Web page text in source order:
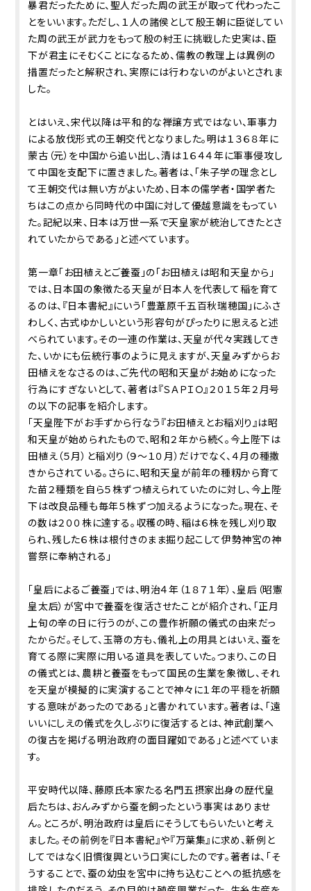
暴君だったために、聖人だった周の武王が取って代わったこ
とをいいます。ただし、１人の諸侯として殷王朝に臣従してい
た周の武王が武力をもって殷の紂王に挑戦した史実は、臣
下が君主にそむくことになるため、儒教の教理上は異例の
措置だったと解釈され、実際には行わないのがよいとされま
した。
とはいえ、宋代以降は平和的な禅譲方式ではない、軍事力
による放伐形式の王朝交代となりました。明は１３６８年に
蒙古（元）を中国から追い出し、清は１６４４年に軍事侵攻し
て中国を支配下に置きました。著者は、「朱子学の理念とし
て王朝交代は無い方がよいため、日本の儒学者・国学者た
ちはこの点から同時代の中国に対して優越意識をもってい
た。記紀以来、日本は万世一系で天皇家が統治してきたとさ
れていたからである」と述べています。
第一章「お田植えとご養蚕」の「お田植えは昭和天皇から」
では、日本国の象徴たる天皇が日本人を代表して稲を育て
るのは、『日本書紀』にいう「豊葦原千五百秋瑞穂国」にふさ
わしく、古式ゆかしいという形容句がぴったりに思えると述
べられています。その一連の作業は、天皇が代々実践してき
た、いかにも伝統行事のように見えますが、天皇みずからお
田植えをなさるのは、ご先代の昭和天皇がお始めになった
行為にすぎないとして、著者は『ＳＡＰＩＯ』２０１５年２月号
の以下の記事を紹介します。
「天皇陛下がお手ずから行なう『お田植えとお稲刈り』は昭
和天皇が始められたもので、昭和２年から続く。今上陛下は
田植え（５月）と稲刈り（９～１０月）だけでなく、４月の種撒
きからされている。さらに、昭和天皇が前年の種籾から育て
た苗２種類を自ら５株ずつ植えられていたのに対し、今上陛
下は改良品種も毎年５株ずつ加えるようになった。現在、そ
の数は２００株に達する。収穫の時、稲は６株を残し刈り取
られ、残した６株は根付きのまま掘り起こして伊勢神宮の神
嘗祭に奉納される」
「皇后によるご養蚕」では、明治４年（１８７１年）、皇后（昭憲
皇太后）が宮中で養蚕を復活させたことが紹介され、「正月
上旬の辛の日に行うのが、この豊作祈願の儀式の由来だっ
たからだ。そして、玉箒の方も、儀礼上の用具とはいえ、蚕を
育てる際に実際に用いる道具を表していた。つまり、この日
の儀式とは、農耕と養蚕をもって国民の生業を象徴し、それ
を天皇が模擬的に実演することで神々に１年の平穏を祈願
する意味があったのである」と書かれています。著者は、「遠
いいにしえの儀式を久しぶりに復活するとは、神武創業へ
の復古を掲げる明治政府の面目躍如である」と述べていま
す。
平安時代以降、藤原氏本家たる名門五摂家出身の歴代皇
后たちは、おんみずから蚕を飼ったという事実はありませ
ん。ところが、明治政府は皇后にそうしてもらいたいと考え
ました。その前例を『日本書紀』や『万葉集』に求め、新例と
してではなく旧慣復興という口実にしたのです。著者は、「そ
うすることで、蚕の幼虫を宮中に持ち込むことへの抵抗感を